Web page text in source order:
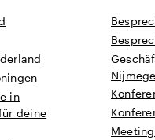
in
deine